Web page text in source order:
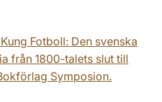
Fotboll: Den svenska
från 1800-talets slut till
Symposion.